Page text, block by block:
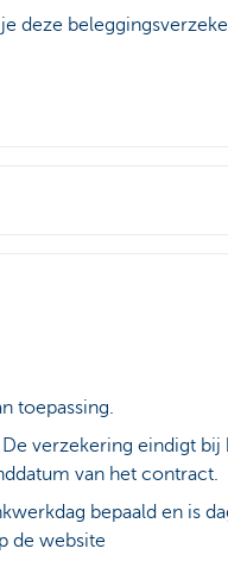
deze
toepassing.
verzekering eindigt bij
van het contract.
bepaald en is
de website